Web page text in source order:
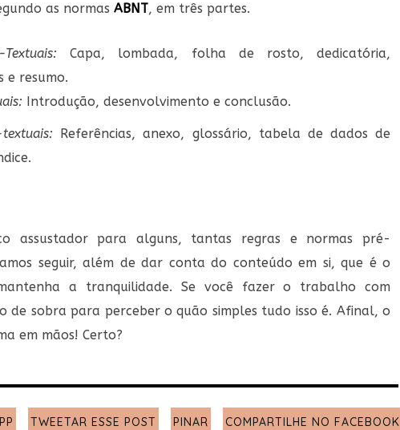
as normas ABNT, em três partes.
-Textuais: Capa, lombada, folha de rosto, dedicatória,
e resumo.
Introdução, desenvolvimento e conclusão.
Referências, anexo, glossário, tabela de dados de
assustador para alguns, tantas regras e normas pré-
seguir, além de dar conta do conteúdo em si, que é o
a tranquilidade. Se você fazer o trabalho com
de sobra para perceber o quão simples tudo isso é. Afinal, o
em mãos! Certo?
TWEETAR ESSE POST PINAR COMPARTILHE NO FACEBOOK